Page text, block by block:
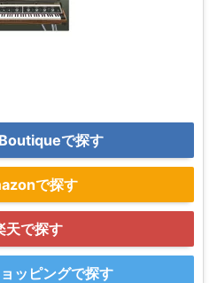
で探す
で探す
天で探す
ッピングで探す